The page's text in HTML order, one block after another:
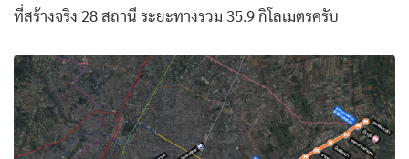
ที่สร้างจริง 28 สถานี ระยะทางรวม 35.9 กิโลเมตรครับ